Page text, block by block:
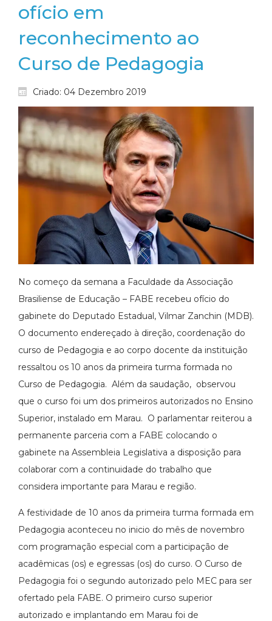
ofício em
reconhecimento ao
Curso de Pedagogia
Criado: 04 Dezembro 2019
No começo da semana a Faculdade da Associação
Brasiliense de Educação – FABE recebeu ofício do
gabinete do Deputado Estadual, Vilmar Zanchin (MDB).
O documento endereçado à direção, coordenação do
curso de Pedagogia e ao corpo docente da instituição
ressaltou os 10 anos da primeira turma formada no
Curso de Pedagogia. Além da saudação, observou
que o curso foi um dos primeiros autorizados no Ensino
Superior, instalado em Marau. O parlamentar reiterou a
permanente parceria com a FABE colocando o
gabinete na Assembleia Legislativa a disposição para
colaborar com a continuidade do trabalho que
considera importante para Marau e região.
A festividade de 10 anos da primeira turma formada em
Pedagogia aconteceu no inicio do mês de novembro
com programação especial com a participação de
acadêmicas (os) e egressas (os) do curso. O Curso de
Pedagogia foi o segundo autorizado pelo MEC para ser
ofertado pela FABE. O primeiro curso superior
autorizado e implantando em Marau foi de